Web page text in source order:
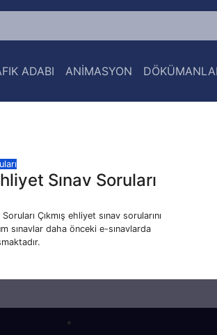
ADABI ANİMASYON
Sınav Soruları
Çıkmış ehliyet sınav sorularını
sınavlar daha önceki e-sınavlarda